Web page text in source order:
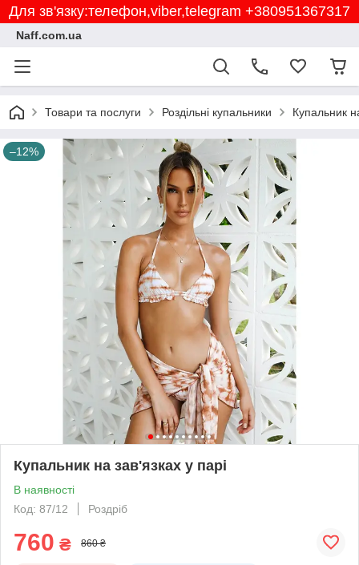
Для зв'язку:телефон,viber,telegram +380951367317
Naff.com.ua
Товари та послуги Роздільні купальники Купальник
–12%
Купальник на зав'язках у парі
В наявності
Код: 87/12
Роздріб
760 ₴ 860 ₴